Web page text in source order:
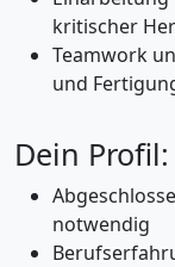
kritischer
Teamwork
und
Dein Profil:
notwendig